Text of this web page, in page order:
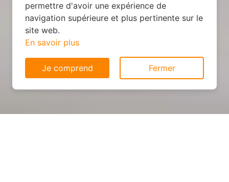
permettre d'avoir une expérience de
navigation supérieure et plus pertinente sur le
site web.
En savoir plus
Je comprend Fermer